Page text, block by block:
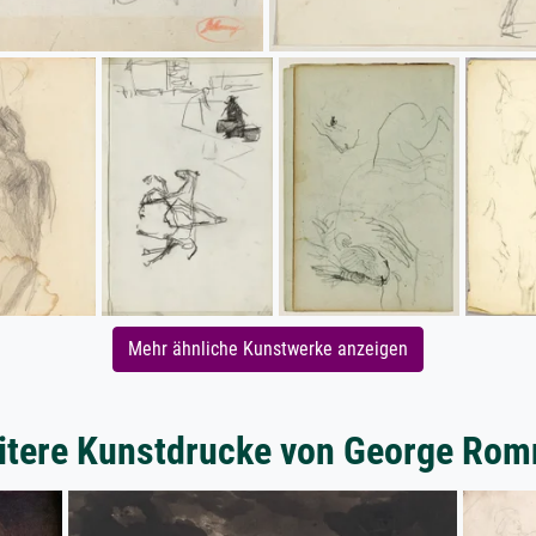
Mehr ähnliche Kunstwerke anzeigen
Kunstdrucke von George